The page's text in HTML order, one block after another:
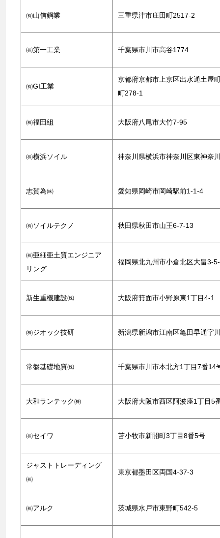
㈲山信鋼業 三重県津市庄田町2517-2
㈱第一工業 千葉県市川市高谷1774
㈲GI工業
京都府京都市上京区出水通土屋
町278-1
㈱福田組 大阪府八尾市大竹7-95
㈱横浜ソイル 神奈川県横浜市神奈川区東神奈
志賀為㈱ 愛知県岡崎市岡崎駅前1-1-4
㈲ソイルテクノ 秋田県秋田市山王6-7-13
㈱亜細亜土質エンジニア
リング
福岡県北九州市小倉北区大畠3-
新生重機建設㈱ 大阪府箕面市小野原東1丁目4-1
㈱ジオック技研 新潟県新潟市江南区亀田早通字
常盤基礎地質㈱ 千葉県市川市本北方1丁目7番14
大和ランテック㈱ 大阪府大阪市西区阿波座1丁目5
㈱セイワ 苫小牧市新開町3丁目8番5号
ジャストトレーディング
㈱
東京都墨田区両国4-37-3
㈱アルク 茨城県水戸市東野町542-5